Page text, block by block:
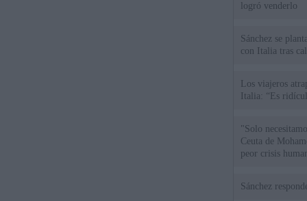
logró venderlo
Sánchez se
con Italia tras
Los viajeros
Italia: “Es
"Solo
Ceuta de
peor crisis
Sánchez